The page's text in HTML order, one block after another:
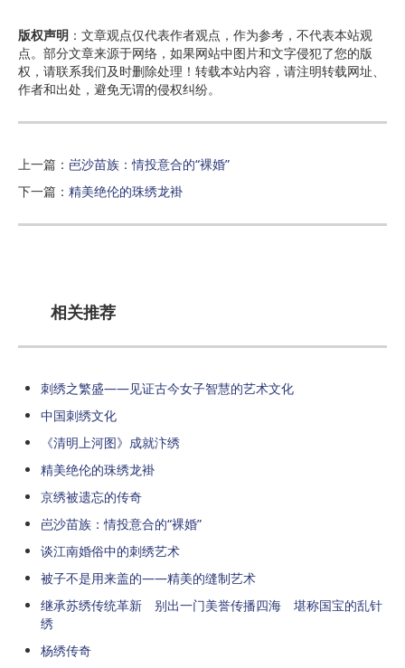
版权声明 ：文章观点仅代表作者观点，作为参考，不代表本站观
点。部分文章来源于网络，如果网站中图片和文字侵犯了您的版
权，请联系我们及时删除处理！转载本站内容，请注明转载网址、
作者和出处，避免无谓的侵权纠纷。
上一篇： 岜沙苗族：情投意合的“裸婚”
下一篇： 精美绝伦的珠绣龙褂
相关推荐
刺绣之繁盛——见证古今女子智慧的艺术文化
中国刺绣文化
《清明上河图》成就汴绣
精美绝伦的珠绣龙褂
京绣被遗忘的传奇
岜沙苗族：情投意合的“裸婚”
谈江南婚俗中的刺绣艺术
被子不是用来盖的——精美的缝制艺术
继承苏绣传统革新 别出一门美誉传播四海 堪称国宝的乱针
绣
杨绣传奇